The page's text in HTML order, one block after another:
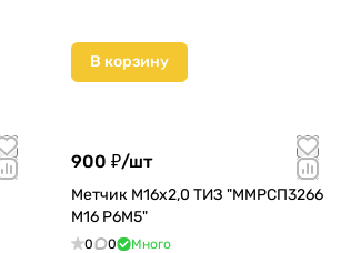
В корзину
900 ₽/шт
Метчик М16х2,0 ТИЗ "ММРСП3266
М16 Р6М5"
0 0 Много